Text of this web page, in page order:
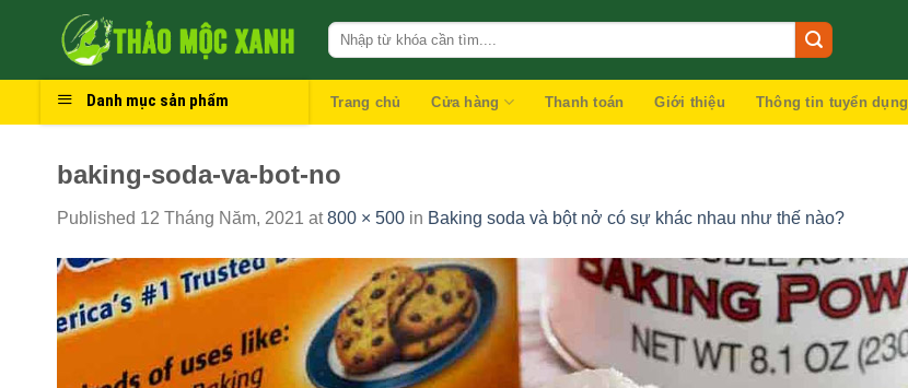
Danh mục sản phẩm Trang chủ Cửa hàng Thanh toán Giới thiệu Thông tin tuyển dụng
baking-soda-va-bot-no
Published 12 Tháng Năm, 2021 at800 × 500 in Baking soda và bột nở có sự khác nhau như thế nào?